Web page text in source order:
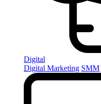
Digital
Digital Marketing SMM